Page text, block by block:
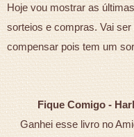
Hoje vou mostrar as
sorteios e compras. Vai
compensar pois tem um
Fique Comigo -
Ganhei esse livro no